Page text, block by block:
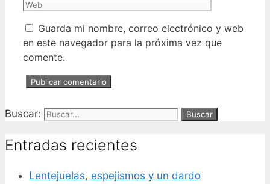
Guarda mi nombre, correo electrónico y web
en este navegador para la próxima vez que
comente.
Buscar:
Entradas recientes
Lentejuelas, espejismos y un dardo